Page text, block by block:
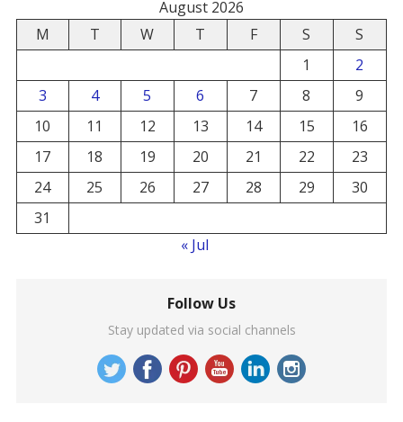
August 2026
M
T W T F S
S
1
2
3
4 5 6 7 8
9
10
11 12 13 14 15
16
17
18 19 20 21 22
23
24
25 26 27 28 29
30
31
« Jul
Follow Us
Stay updated via social channels